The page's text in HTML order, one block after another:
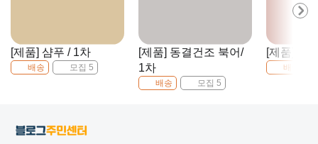
[제품] 샴푸 / 1차
배송 모집 5
[제품] 동결건조 북어/
1차
배송 모집 5
[제품] 키
배송